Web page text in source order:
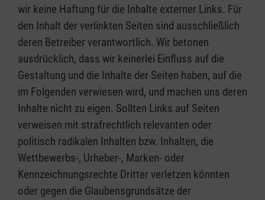
wir keine Haftung für die Inhalte externer Links. Für
den Inhalt der verlinkten Seiten sind ausschließlich
deren Betreiber verantwortlich. Wir betonen
ausdrücklich, dass wir keinerlei Einfluss auf die
Gestaltung und die Inhalte der Seiten haben, auf die
im Folgenden verwiesen wird, und machen uns deren
Inhalte nicht zu eigen. Sollten Links auf Seiten
verweisen mit strafrechtlich relevanten oder
politisch radikalen Inhalten bzw. Inhalten, die
Wettbewerbs-, Urheber-, Marken- oder
Kennzeichnungsrechte Dritter verletzen könnten
oder gegen die Glaubensgrundsätze der